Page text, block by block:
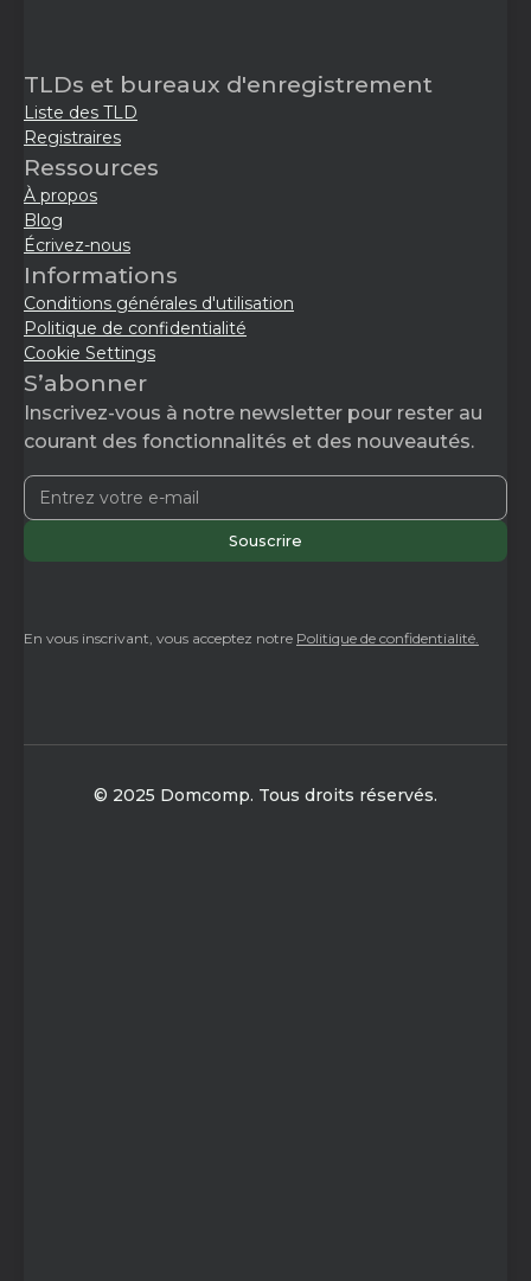
TLDs et bureaux d'enregistrement
Liste des TLD
Registraires
Ressources
À propos
Blog
Écrivez-nous
Informations
Conditions générales d'utilisation
Politique de confidentialité
Cookie Settings
S’abonner
Inscrivez-vous à notre newsletter pour rester au
courant des fonctionnalités et des nouveautés.
En vous inscrivant, vous acceptez notre Politique de confidentialité.
© 2025 Domcomp. Tous droits réservés.